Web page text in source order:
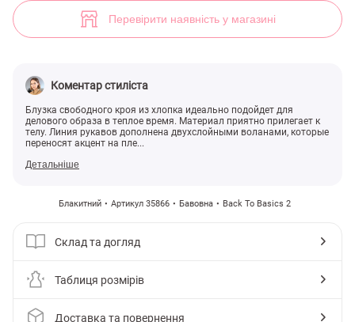
Перевірити наявність у магазині
Коментар стиліста
Блузка свободного кроя из хлопка идеально подойдет для
делового образа в теплое время. Материал приятно прилегает к
телу. Линия рукавов дополнена двухслойными воланами, которые
переносят акцент на пле...
Детальніше
Блакитний Артикул 35866 Бавовна Back To Basics 2
Склад та догляд
Таблиця розмірів
Доставка та повернення
(арт. 35866) ♡ інтернет-магазин Gepur